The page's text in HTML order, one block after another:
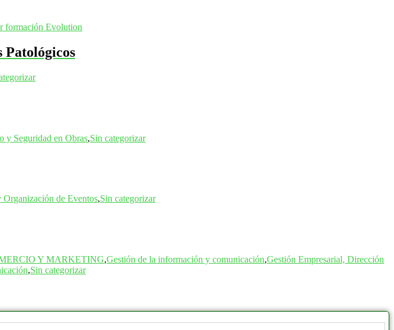
Patológicos
y Seguridad en Obras,Sin categorizar
de Eventos,Sin categorizar
Y MARKETING,Gestión de la información y comunicación,Gestión Empresarial, Dirección
,Sin categorizar